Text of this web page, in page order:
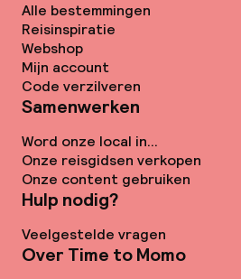
Alle bestemmingen
Reisinspiratie
Webshop
Mijn account
Code verzilveren
Samenwerken
Word onze local in...
Onze reisgidsen verkopen
Onze content gebruiken
Hulp nodig?
Veelgestelde vragen
Over Time to Momo